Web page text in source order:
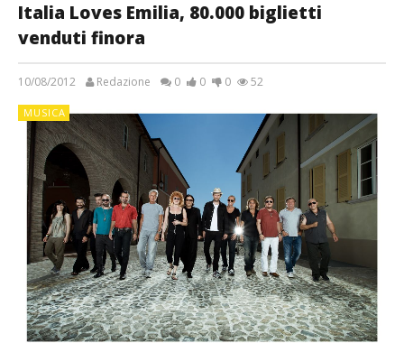
Italia Loves Emilia, 80.000 biglietti
venduti finora
10/08/2012 Redazione 0 0 0 52
MUSICA